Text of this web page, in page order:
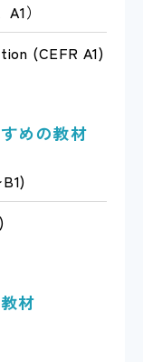
）
(CEFR A1)
めの教材
材